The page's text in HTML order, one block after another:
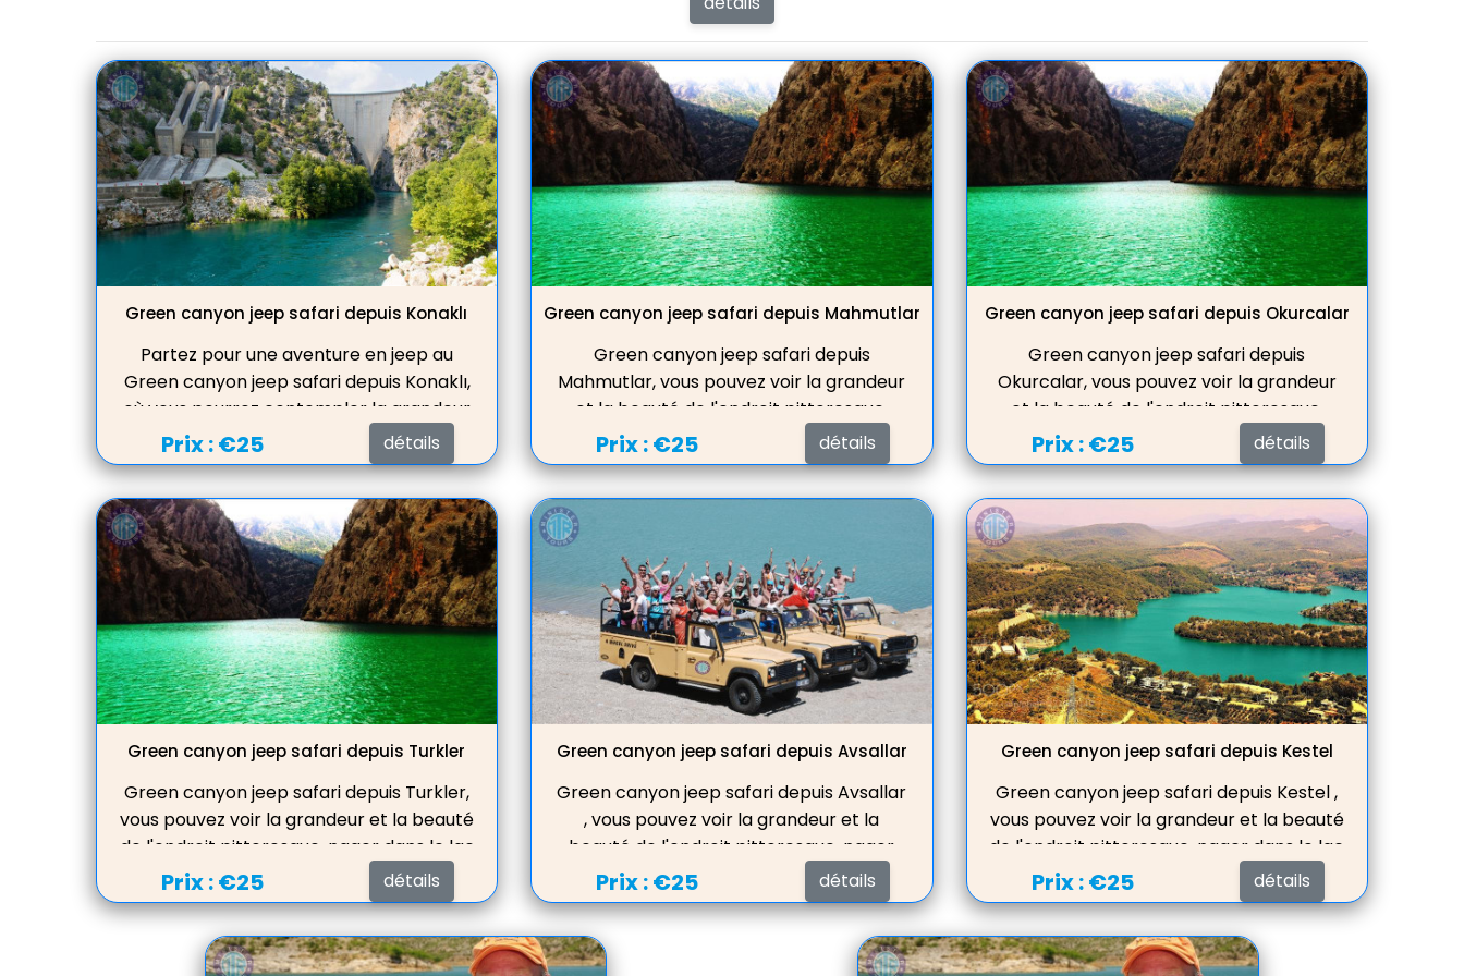
Green canyon jeep safari depuis Konaklı
Partez pour une aventure en jeep au
Green canyon jeep safari depuis Konaklı,
où vous pourrez contempler la grandeur
et la beauté de ce lieu pittoresque, vous
baigner dans le lac d'eau douce, déguster
restaurant offrant une vue splendide sur
le lac.
Prix :€25 détails
Green canyon jeep safari depuis Mahmutlar
Green canyon jeep safari depuis
Mahmutlar, vous pouvez voir la grandeur
et la beauté de l'endroit pittoresque,
nager dans le lac d'eau douce, servir le
déjeuner dans un beau restaurant avec
Prix :€25 détails
Green canyon jeep safari depuis Okurcalar
Green canyon jeep safari depuis
Okurcalar, vous pouvez voir la grandeur
et la beauté de l'endroit pittoresque,
nager dans le lac d'eau douce, servir le
déjeuner dans un beau restaurant avec
Prix :€25 détails
Green canyon jeep safari depuis Turkler
Green canyon jeep safari depuis Turkler,
vous pouvez voir la grandeur et la beauté
de l'endroit pittoresque, nager dans le lac
d'eau douce, servir le déjeuner dans un
beau restaurant avec une vue
Prix :€25 détails
Green canyon jeep safari depuis Avsallar
Green canyon jeep safari depuis Avsallar
, vous pouvez voir la grandeur et la
beauté de l'endroit pittoresque, nager
dans le lac d'eau douce, servir le déjeuner
dans un beau restaurant avec une vue
Prix :€25 détails
Green canyon jeep safari depuis Kestel
Green canyon jeep safari depuis Kestel ,
vous pouvez voir la grandeur et la beauté
de l'endroit pittoresque, nager dans le lac
d'eau douce, servir le déjeuner dans un
beau restaurant avec une vue
Prix :€25 détails